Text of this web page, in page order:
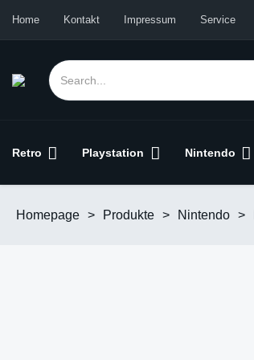
Home Kontakt Impressum Service
Retro Playstation Nintendo
Homepage > Produkte > Nintendo >